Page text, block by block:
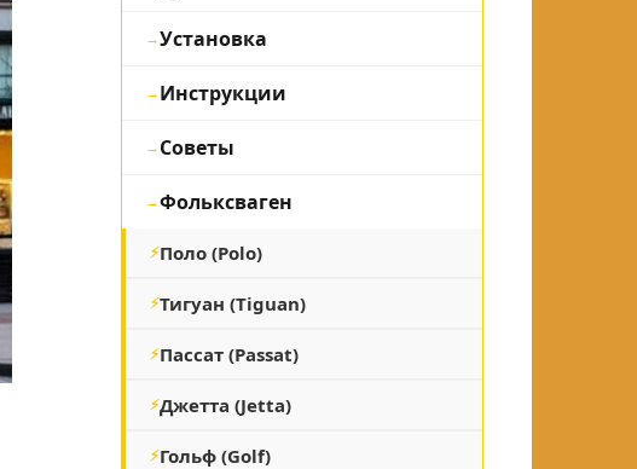
Установка
Инструкции
Советы
Фольксваген
Поло (Polo)
Тигуан (Tiguan)
Пассат (Passat)
Джетта (Jetta)
Гольф (Golf)